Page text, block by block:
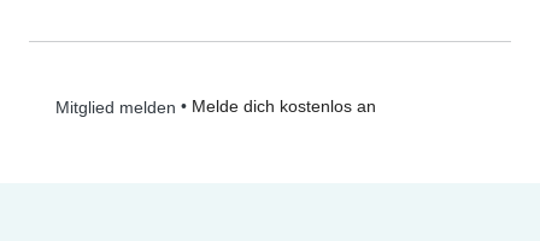
Mitglied melden • Melde dich kostenlos an